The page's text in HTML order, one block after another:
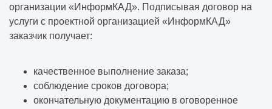
организации «ИнформКАД». Подписывая договор на
услуги с проектной организацией «ИнформКАД»
заказчик получает:
качественное выполнение заказа;
соблюдение сроков договора;
окончательную документацию в оговоренное